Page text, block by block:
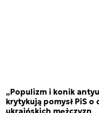
„Populizm i konik
krytykują pomysł PiS
ukraińskich mężczyzn